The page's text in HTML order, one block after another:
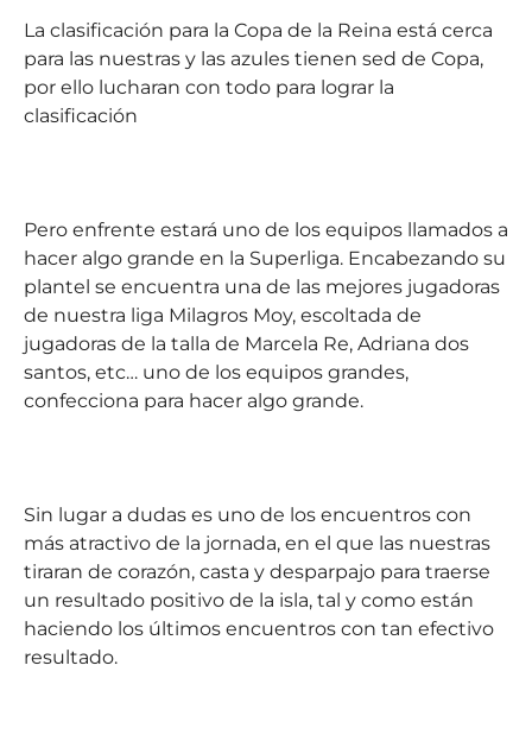
La clasificación para la Copa de la Reina está cerca
para las nuestras y las azules tienen sed de Copa,
por ello lucharan con todo para lograr la
clasificación
Pero enfrente estará uno de los equipos llamados a
hacer algo grande en la Superliga. Encabezando su
plantel se encuentra una de las mejores jugadoras
de nuestra liga Milagros Moy, escoltada de
jugadoras de la talla de Marcela Re, Adriana dos
santos, etc… uno de los equipos grandes,
confecciona para hacer algo grande.
Sin lugar a dudas es uno de los encuentros con
más atractivo de la jornada, en el que las nuestras
tiraran de corazón, casta y desparpajo para traerse
un resultado positivo de la isla, tal y como están
haciendo los últimos encuentros con tan efectivo
resultado.